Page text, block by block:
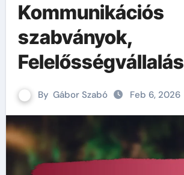
Kommunikációs
szabványok,
Felelősségvállalás
By Gábor Szabó Feb 6, 2026